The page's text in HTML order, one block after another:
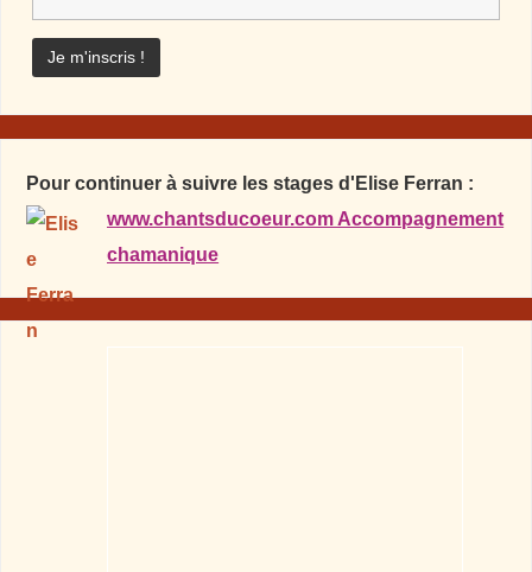
Pour continuer à suivre les stages d'Elise Ferran :
www.chantsducoeur.com Accompagnement
chamanique